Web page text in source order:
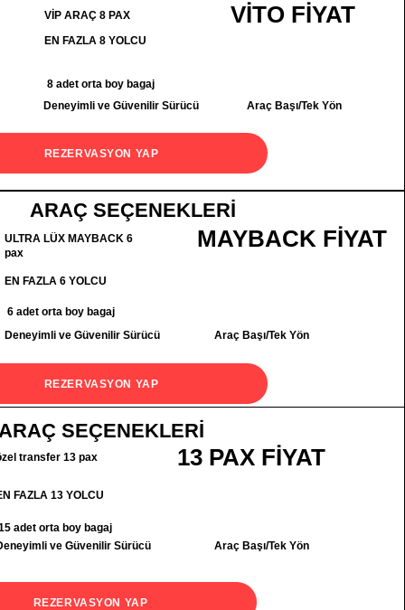
VİP ARAÇ 8 PAX VİTO FİYAT
EN FAZLA 8 YOLCU
8 adet orta boy bagaj
Deneyimli ve Güvenilir Sürücü
Araç Başı/Tek Yön
REZERVASYON YAP
ARAÇ SEÇENEKLERİ
ULTRA LÜX MAYBACK 6
pax
MAYBACK FİYAT
EN FAZLA 6 YOLCU
6 adet orta boy bagaj
Deneyimli ve Güvenilir Sürücü
Araç Başı/Tek Yön
REZERVASYON YAP
SEÇENEKLERİ
transfer 13 pax 13 PAX FİYAT
FAZLA 13 YOLCU
adet orta boy bagaj
ve Güvenilir Sürücü
Araç Başı/Tek Yön
REZERVASYON YAP